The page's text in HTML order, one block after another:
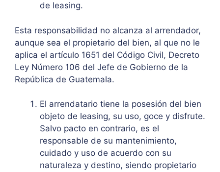
de leasing.
Esta responsabilidad no alcanza al arrendador,
aunque sea el propietario del bien, al que no le
aplica el artículo 1651 del Código Civil, Decreto
Ley Número 106 del Jefe de Gobierno de la
República de Guatemala.
El arrendatario tiene la posesión del bien
objeto de leasing, su uso, goce y disfrute.
Salvo pacto en contrario, es el
responsable de su mantenimiento,
cuidado y uso de acuerdo con su
naturaleza y destino, siendo propietario